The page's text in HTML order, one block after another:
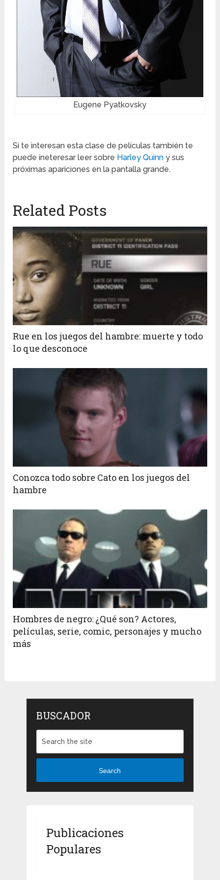
Eugene Pyatkovsky
Si te interesan esta clase de películas también te
puede ineteresar leer sobre Harley Quinn y sus
próximas apariciones en la pantalla grande.
Related Posts
Rue en los juegos del hambre: muerte y todo
lo que desconoce
Conozca todo sobre Cato en los juegos del
hambre
Hombres de negro: ¿Qué son? Actores,
películas, serie, comic, personajes y mucho
más
BUSCADOR
Search
Publicaciones
Populares